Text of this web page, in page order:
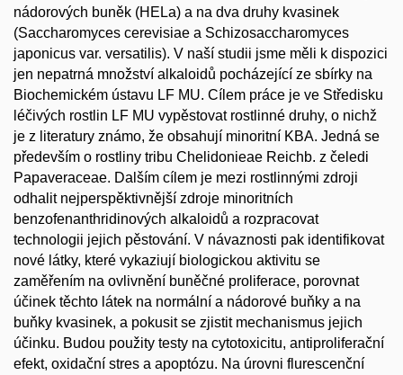
nádorových buněk (HELa) a na dva druhy kvasinek
(Saccharomyces cerevisiae a Schizosaccharomyces
japonicus var. versatilis). V naší studii jsme měli k dispozici
jen nepatrná množství alkaloidů pocházející ze sbírky na
Biochemickém ústavu LF MU. Cílem práce je ve Středisku
léčivých rostlin LF MU vypěstovat rostlinné druhy, o nichž
je z literatury známo, že obsahují minoritní KBA. Jedná se
především o rostliny tribu Chelidonieae Reichb. z čeledi
Papaveraceae. Dalším cílem je mezi rostlinnými zdroji
odhalit nejperspěktivnější zdroje minoritních
benzofenanthridinových alkaloidů a rozpracovat
technologii jejich pěstování. V návaznosti pak identifikovat
nové látky, které vykaziují biologickou aktivitu se
zaměřením na ovlivnění buněčné proliferace, porovnat
účinek těchto látek na normální a nádorové buňky a na
buňky kvasinek, a pokusit se zjistit mechanismus jejich
účinku. Budou použity testy na cytotoxicitu, antiproliferační
efekt, oxidační stres a apoptózu. Na úrovni flurescenční